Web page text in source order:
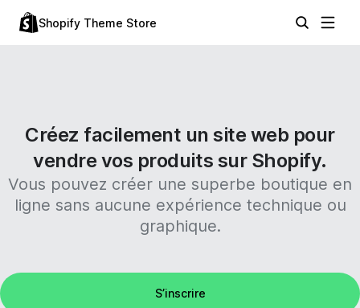
Shopify Theme Store
Créez facilement un site web pour
vendre vos produits sur Shopify.
Vous pouvez créer une superbe boutique en
ligne sans aucune expérience technique ou
graphique.
S’inscrire